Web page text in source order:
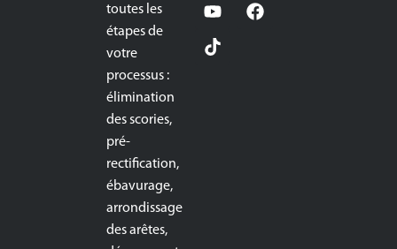
toutes les
étapes de
votre
processus :
élimination
des scories,
pré-
rectification,
ébavurage,
arrondissage
des arêtes,